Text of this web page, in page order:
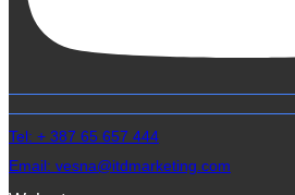
Tel: + 387 65 657 444
Email: vesna@itdmarketing.com